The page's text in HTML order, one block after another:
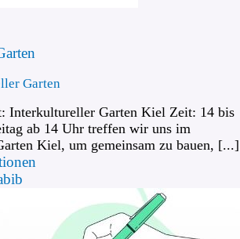
Garten
Interkultureller Garten Kiel Zeit: 14 bis
ab 14 Uhr treffen wir uns im
Kiel, um gemeinsam zu bauen, [...]